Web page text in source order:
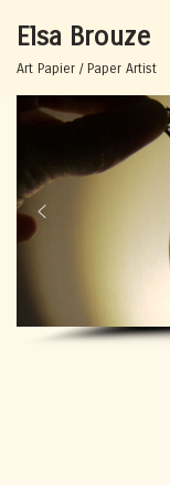
Aller
contenu
Elsa Brouze
Art Papier / Paper Artist